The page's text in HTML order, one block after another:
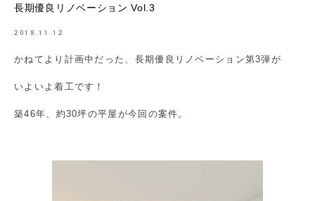
長期優良リノベーション Vol.3
2018.11.12
かねてより計画中だった、長期優良リノベーション第3弾が
いよいよ着工です！
築46年、約30坪の平屋が今回の案件。